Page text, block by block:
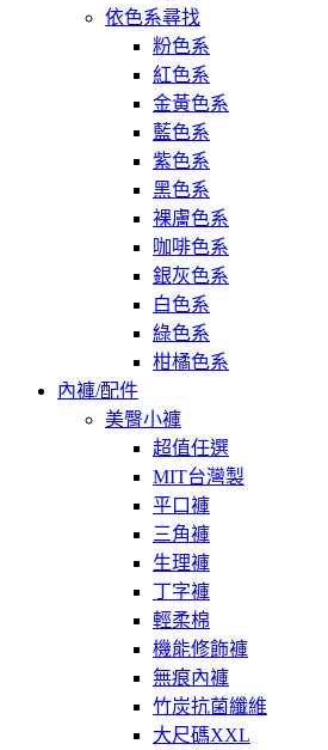
依色系尋找
粉色系
紅色系
金黃色系
藍色系
紫色系
黑色系
裸膚色系
咖啡色系
銀灰色系
白色系
綠色系
柑橘色系
內褲/配件
美臀小褲
超值任選
MIT台灣製
平口褲
三角褲
生理褲
丁字褲
輕柔棉
機能修飾褲
無痕內褲
竹炭抗菌纖維
大尺碼XXL